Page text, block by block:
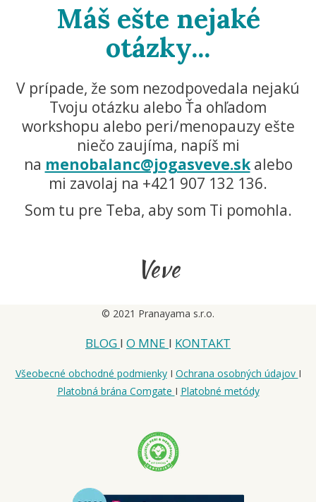
Máš ešte nejaké
otázky...
V prípade, že som nezodpovedala nejakú
Tvoju otázku alebo Ťa ohľadom
workshopu alebo peri/menopauzy ešte
niečo zaujíma, napíš mi
na menobalanc@jogasveve.skalebo
mi zavolaj na +421 907 132 136.
Som tu pre Teba, aby som Ti pomohla.
Veve
© 2021 Pranayama s.r.o.
BLOG I O MNE I KONTAKT
Všeobecné obchodné podmienkyI Ochrana osobných údajov I
Platobná brána Comgate I Platobné metódy